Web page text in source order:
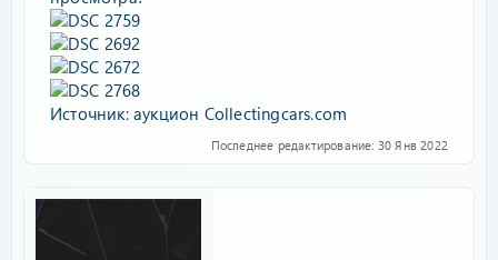
Источник: аукцион Collectingcars.com
Последнее редактирование: 30 Янв 2022